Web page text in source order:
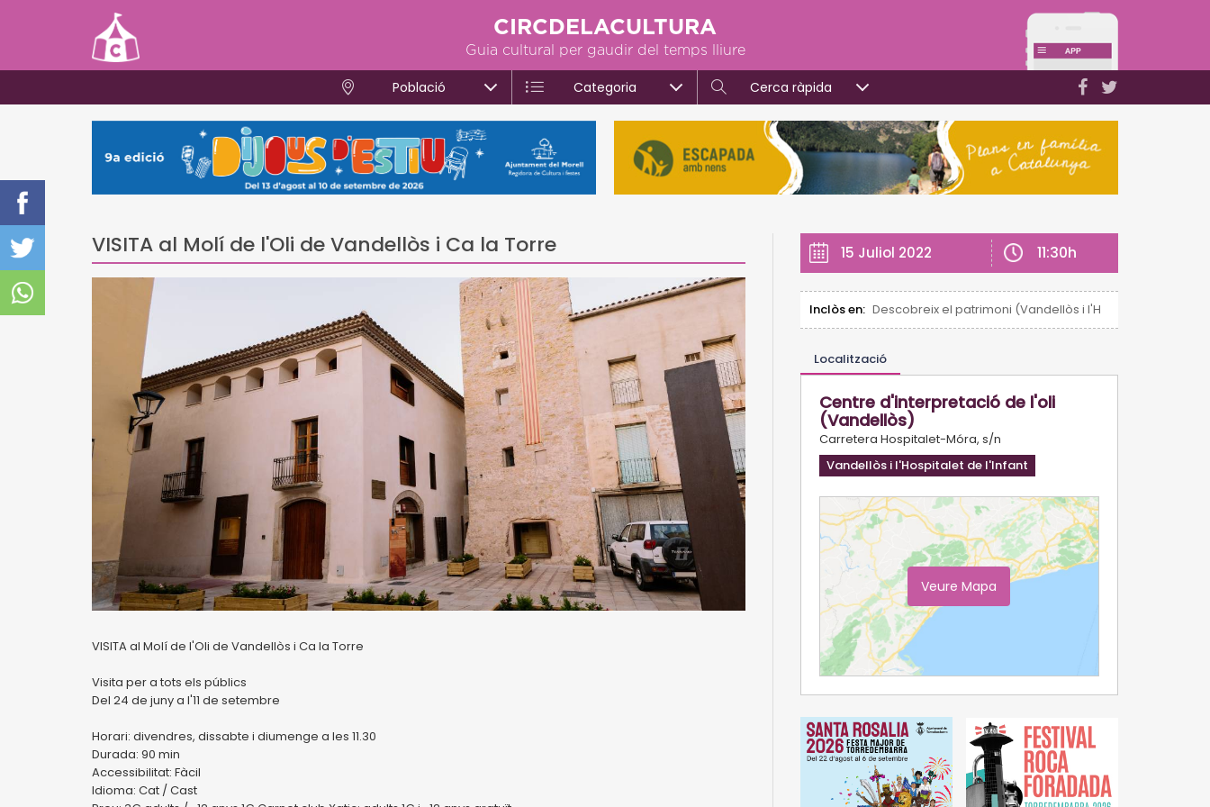
CIRCDELACULTURA
Guia cultural per gaudir del temps lliure
Població Categoria Cerca ràpida
VISITA al Molí de l'Oli de Vandellòs i Ca la Torre
VISITA al Molí de l'Oli de Vandellòs i Ca la Torre
Visita per a tots els públics
Del 24 de juny a l'11 de setembre
Horari: divendres, dissabte i diumenge a les 11.30
Durada: 90 min
Accessibilitat: Fàcil
Idioma: Cat / Cast
15 Juliol 2022 11:30h
Inclòs en: Descobreix el patrimoni (Vandellòs i l'Hospitalet de
Localització
Centre d'interpretació de l'oli
(Vandellòs)
Carretera Hospitalet-Móra, s/n
Vandellòs i l'Hospitalet de l'Infant
Veure Mapa